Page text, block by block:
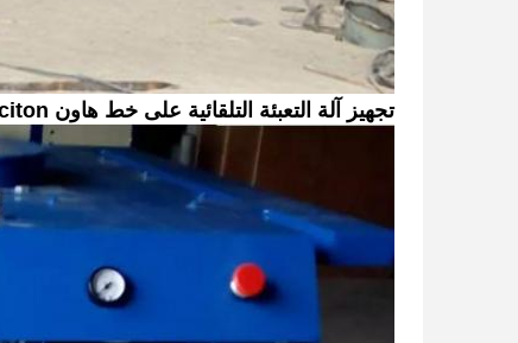
تجهيز آلة التعبئة التلقائية على خط هاون produciton الجاف: